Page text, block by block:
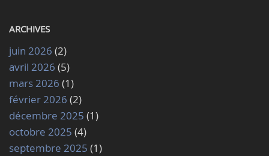
ARCHIVES
juin 2026 (2)
avril 2026 (5)
mars 2026 (1)
février 2026 (2)
décembre 2025 (1)
octobre 2025 (4)
septembre 2025 (1)